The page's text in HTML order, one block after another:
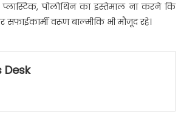
पोलोथिन का इस्तेमाल ना करने कि
वरूण बाल्मीकि भी मौजूद रहे।
Desk